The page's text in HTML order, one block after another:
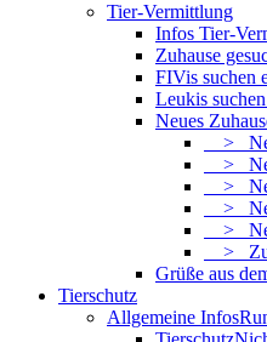
Tier-Vermittlung
Infos Tier-
Zuhause
FIVis suchen
Leukis
Neues
>
>
>
>
>
>
Grüße aus
Tierschutz
Allgemeine Infos